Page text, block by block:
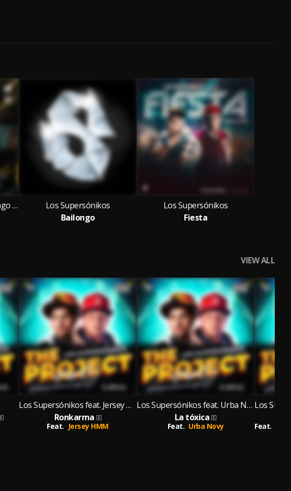
Los Supersónikos feat. Thiago Alejandro
Los Supersónikos
Bailongo
Los Supersónikos
Fiesta
VIEW ALL
Los Supersónikos feat. Jersey HMM
Ronkarma
Feat. Jersey HMM
Los Supersónikos feat. Urba Novy
La tóxica
Feat. Urba Novy Feat.